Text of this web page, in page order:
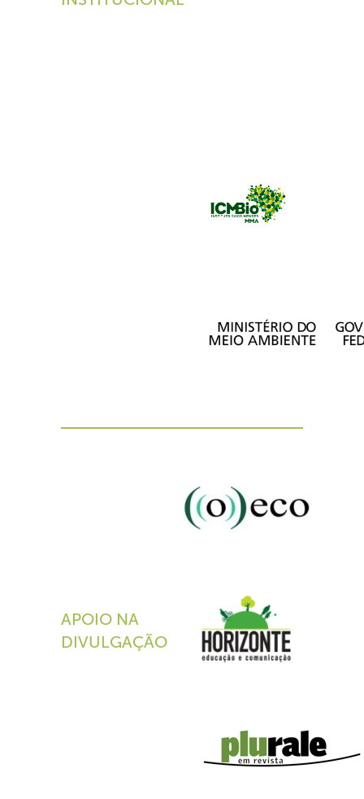
APOIO NA
DIVULGAÇÃO